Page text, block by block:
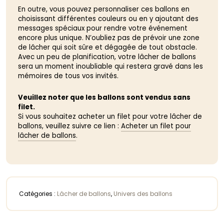
En outre, vous pouvez personnaliser ces ballons en
choisissant différentes couleurs ou en y ajoutant des
messages spéciaux pour rendre votre événement
encore plus unique. N’oubliez pas de prévoir une zone
de lâcher qui soit sûre et dégagée de tout obstacle.
Avec un peu de planification, votre lâcher de ballons
sera un moment inoubliable qui restera gravé dans les
mémoires de tous vos invités.
Veuillez noter que les ballons sont vendus sans
filet.
Si vous souhaitez acheter un filet pour votre lâcher de
ballons, veuillez suivre ce lien : Acheter un filet pour
lâcher de ballons.
Catégories : Lâcher de ballons, Univers des ballons